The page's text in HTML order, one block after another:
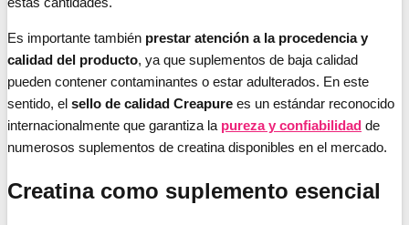
Es importante también prestar atención a la procedencia y
calidad del producto, ya que suplementos de baja calidad
pueden contener contaminantes o estar adulterados. En este
sentido, el sello de calidad Creapure es un estándar reconocido
internacionalmente que garantiza la pureza y confiabilidad de
numerosos suplementos de creatina disponibles en el mercado.
Creatina como suplemento esencial